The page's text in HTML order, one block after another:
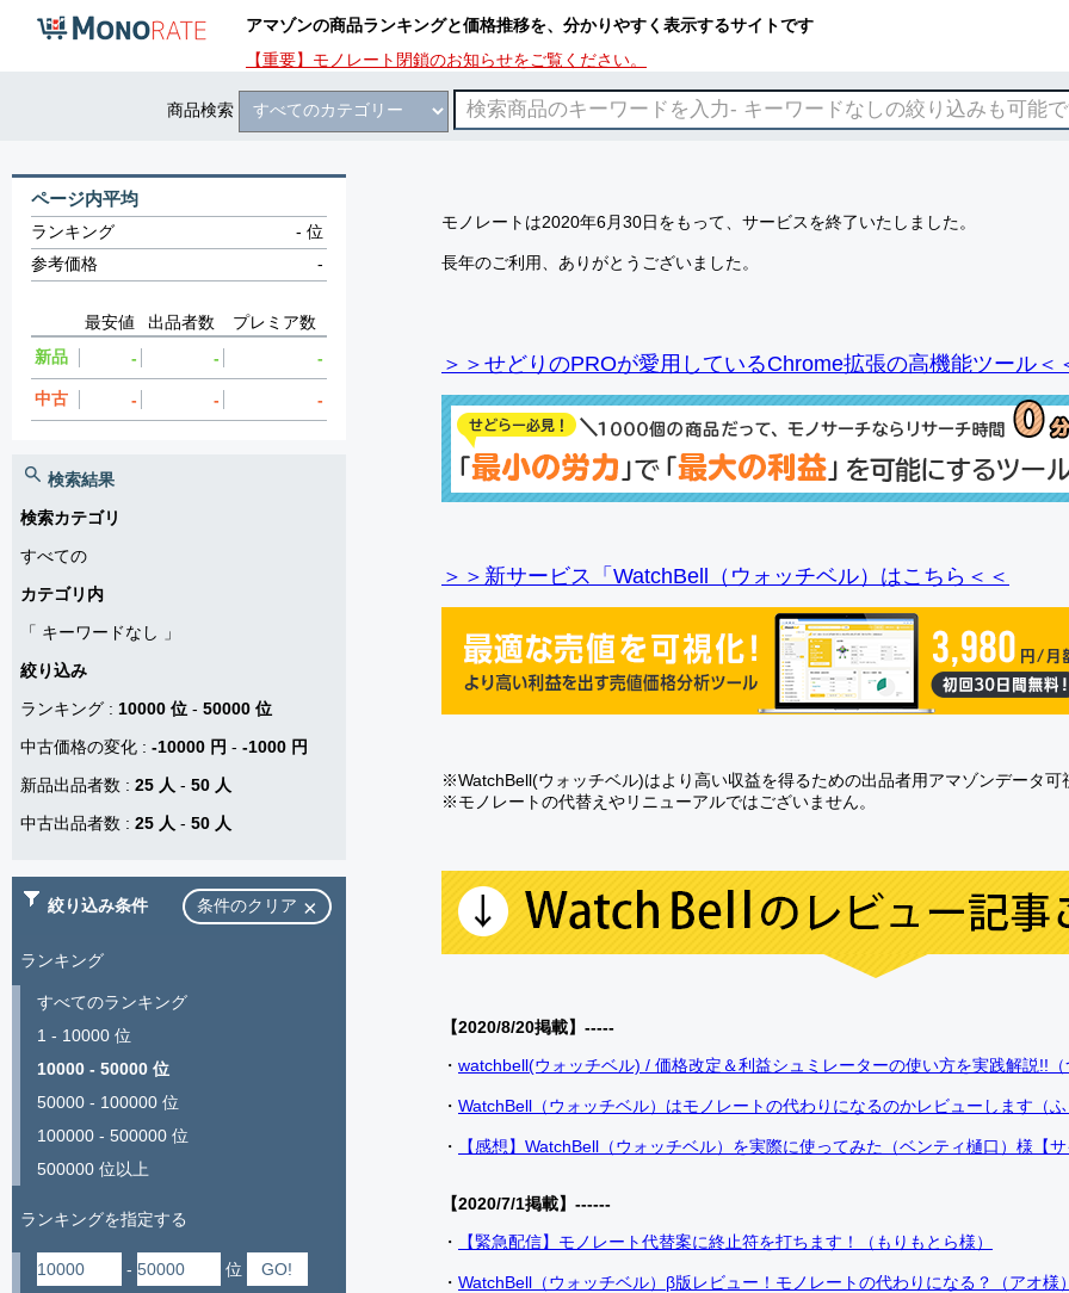
アマゾンの商品ランキングと価格推移を、分かりやすく表示するサイトです
【重要】モノレート閉鎖のお知らせをご覧ください。
商品検索
モノレートは2020年6月30日をもって、サービスを終了いたしました。
長年のご利用、ありがとうございました。
＞＞せどりのPROが愛用しているChrome拡張の高機能ツール＜
＞＞新サービス「WatchBell（ウォッチベル）はこちら＜＜
※WatchBell(ウォッチベル)はより高い収益を得るための出品者用アマゾンデータ可
※モノレートの代替えやリニューアルではございません。
【2020/8/20掲載】-----
・ watchbell(ウォッチベル) / 価格改定＆利益シュミレーターの使い方を実践解説!!
・ WatchBell（ウォッチベル）はモノレートの代わりになるのかレビューします（
・ 【感想】WatchBell（ウォッチベル）を実際に使ってみた（ベンティ樋口）様【
【2020/7/1掲載】------
・
【緊急配信】モノレート代替案に終止符を打ちます！（もりもとら様）
・ WatchBell（ウォッチベル）β版レビュー！モノレートの代わりになる？（アオ様
ページ内平均
ランキング -位
参考価格
-
最安値 出品者数
プレミア数
新品
- - -
中古 - - -
検索結果
検索カテゴリ
すべての
カテゴリ内
「 キーワードなし
」
絞り込み
ランキング : 10000 位 - 50000 位
中古価格の変化 : -10000 円 - -1000 円
新品出品者数 : 25 人 - 50 人
中古出品者数 : 25 人 - 50 人
絞り込み条件 条件のクリア
ランキング
すべてのランキング
1 - 10000 位
10000 - 50000 位
50000 - 100000 位
100000 - 500000 位
500000 位以上
ランキングを指定する
- 位